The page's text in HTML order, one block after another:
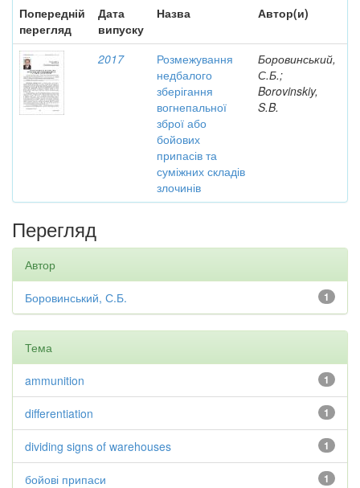
Попередній
перегляд
Дата
випуску
Назва Автор(и)
2017
Розмежування
недбалого
зберігання
вогнепальної
зброї або
бойових
припасів та
суміжних складів
злочинів
Боровинський,
С.Б.;
Borovinskiy,
S.B.
Перегляд
Автор
1
Боровинський, С.Б.
Тема
1
ammunition
1
differentiation
1
dividing signs of warehouses
1
бойові припаси